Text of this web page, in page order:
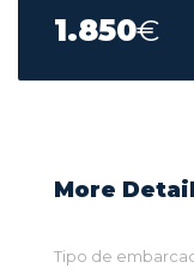
1.850€
More
Tipo de